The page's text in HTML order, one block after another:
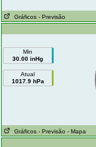
Gráficos - Previsão
Min
30.00 inHg
Atual
1017.9 hPa
Gráficos - Previsão - Mapa